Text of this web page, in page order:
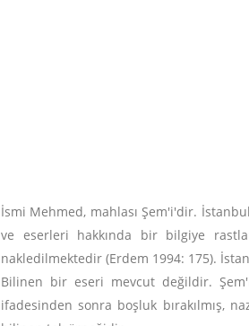
İsmi Mehmed, mahlası Şem'i'dir.
ve eserleri hakkında bir bilgiye
nakledilmektedir (Erdem 1994: 175).
Bilinen bir eseri mevcut değildir.
ifadesinden sonra boşluk bırakılmış,